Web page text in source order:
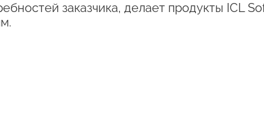
заказчика, делает продукты ICL